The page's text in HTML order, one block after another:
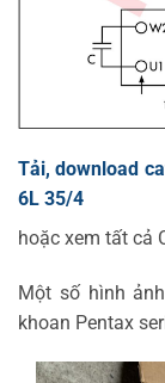
Tải, download
6L 35/4
hoặc xem tất cả
Một số hình
khoan Pentax